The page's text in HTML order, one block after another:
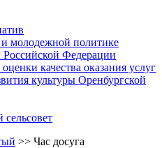
и молодежной политике
Федерации
качества оказания услуг
культуры Оренбургской
>> Час досуга